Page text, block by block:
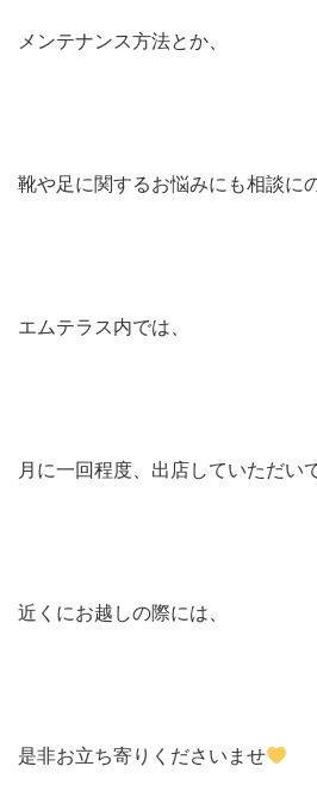
メンテナンス方法とか、
靴や足に関するお悩みにも相談に
エムテラス内では、
月に一回程度、出店していただい
近くにお越しの際には、
是非お立ち寄りくださいませ